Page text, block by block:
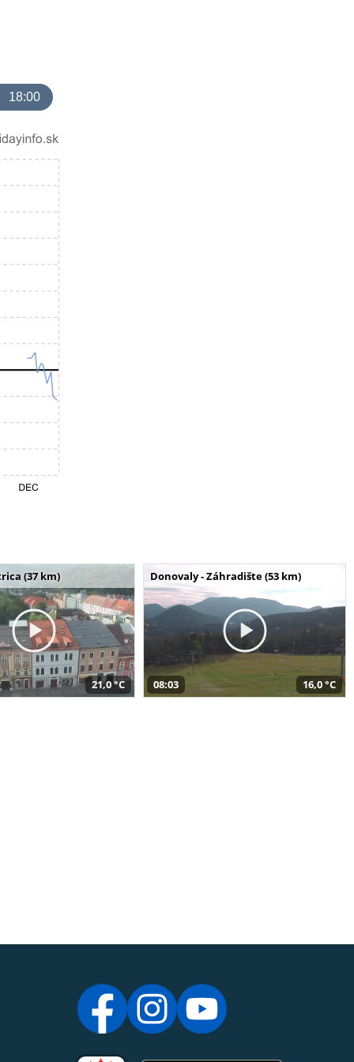
18:00
(37 km)
21,0 °C
Donovaly - Záhradište (53 km)
08:03 16,0 °C